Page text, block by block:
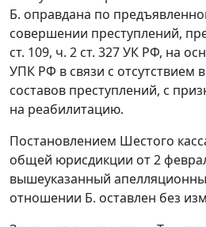
Б. оправдана по
совершении преступлений,
ст. 109, ч. 2 ст. 327 УК РФ, на
УПК РФ в связи с отсутствием
составов преступлений, с
на реабилитацию.
Постановлением Шестого
общей юрисдикции от 2
вышеуказанный
отношении Б. оставлен без